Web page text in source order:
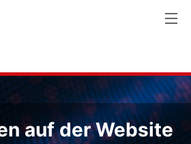
auf der Website